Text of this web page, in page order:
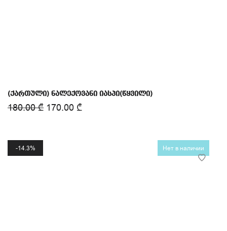
(ქართული) ნალექოვანი იასპი(წყვილი)
180.00₾ 170.00 ₾
14.3% Нет в наличии